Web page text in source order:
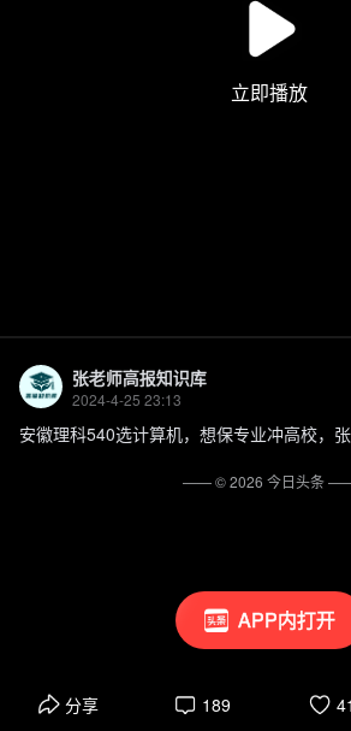
APP内打开
张老师高报知识库
2024-4-25 23:13
安徽理科540选计算机，想保专业冲高校，
分享 189
—— ©2026 今日头条